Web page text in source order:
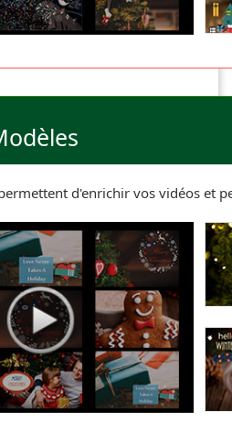
d'enrichir vos vidéos et